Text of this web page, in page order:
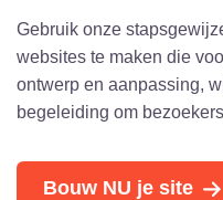
Gebruik onze
websites te maken die
ontwerp en aanpassing,
begeleiding om
Bouw NU je site